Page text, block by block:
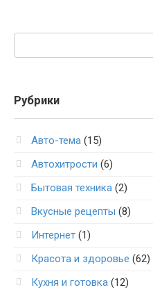
Рубрики
Авто-тема (15)
Автохитрости (6)
Бытовая техника (2)
Вкусные рецепты (8)
Интернет (1)
Красота и здоровье (62)
Кухня и готовка (12)